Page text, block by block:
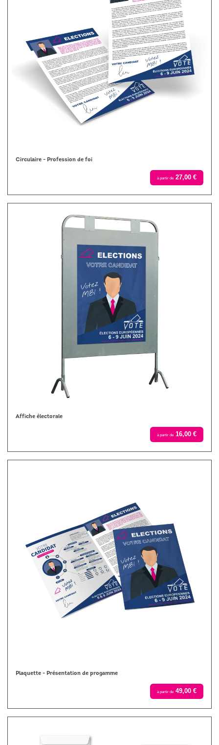
Circulaire - Profession de foi
à partir de 27,00 €
Affiche électorale
à partir de 16,00 €
Plaquette - Présentation de progamme
à partir de 49,00 €